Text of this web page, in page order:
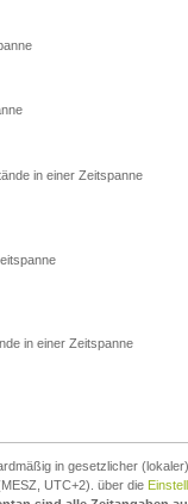
in einer Zeitspanne
in einer Zeitspanne
in gesetzlicher
UTC+2). über die